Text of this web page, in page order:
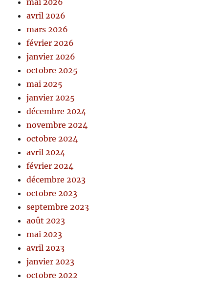
avril 2026
mars 2026
février 2026
janvier 2026
octobre 2025
mai 2025
janvier 2025
décembre 2024
novembre 2024
octobre 2024
avril 2024
février 2024
décembre 2023
octobre 2023
septembre 2023
août 2023
mai 2023
avril 2023
janvier 2023
octobre 2022